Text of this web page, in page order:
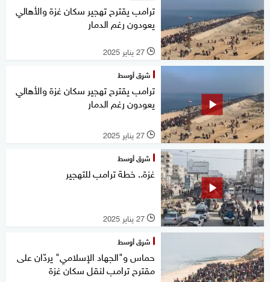
ترامب يقترح تهجير سكان غزة والأهالي
يعودون رغم الدمار
l 27 يناير 2025
شرق أوسط
ترامب يقترح تهجير سكان غزة والأهالي
يعودون رغم الدمار
l 27 يناير 2025
شرق أوسط
غزة.. خطة ترامب للتهجير
l 27 يناير 2025
شرق أوسط
حماس و"الجهاد الإسلامي" يردّان على
مقترح ترامب لنقل سكان غزة